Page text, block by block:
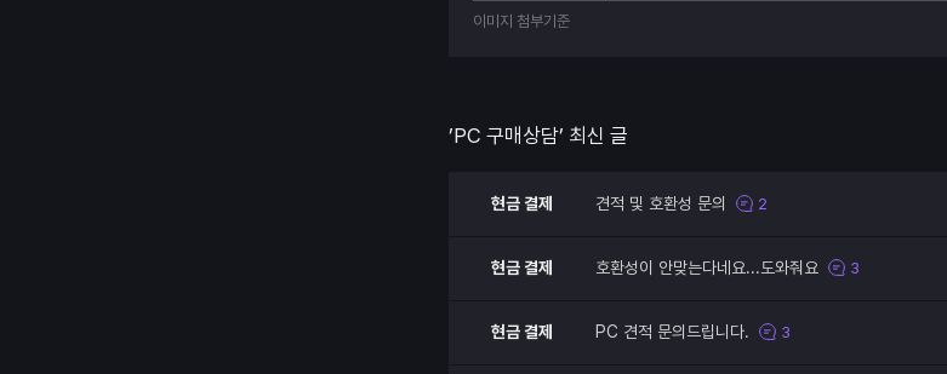
이미지 첨부기준
’PC 구매상담’ 최신 글
현금 결제 견적 및 호환성 문의 2
현금 결제 호환성이 안맞는다네요...도와줘요 3
현금 결제 PC 견적 문의드립니다. 3